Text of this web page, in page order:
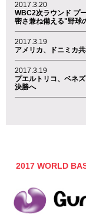
2017.3.20
WBC2次ラウンド プ
密さ兼ね備える"野球
2017.3.19
アメリカ、ドニミカ
2017.3.19
プエルトリコ、ベネ
決勝へ
2017 WORLD